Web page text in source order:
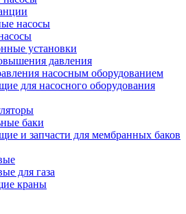
насосы
установки
давления
насосным оборудованием
для насосного оборудования
баки
и запчасти для мембранных баков
для газа
краны